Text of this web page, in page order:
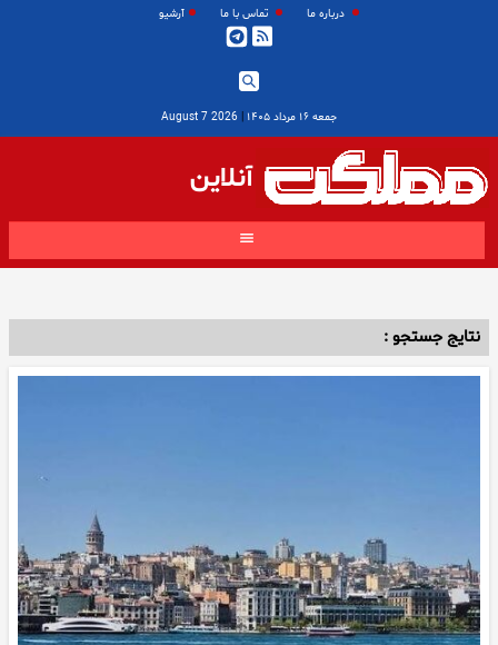
درباره ما تماس با ما آرشیو
جمعه ۱۶ مرداد ۱۴۰۵ |
2026 August 7
آنلاین
نتایج جستجو :